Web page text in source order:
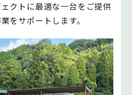
クトに最適な一台をご提供
をサポートします。